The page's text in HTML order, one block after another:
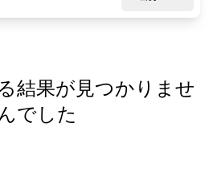
結果が見つかりませ
んでした